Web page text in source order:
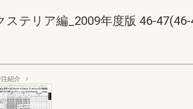
ステリア編_2009年度版 46-47(46-
紹介